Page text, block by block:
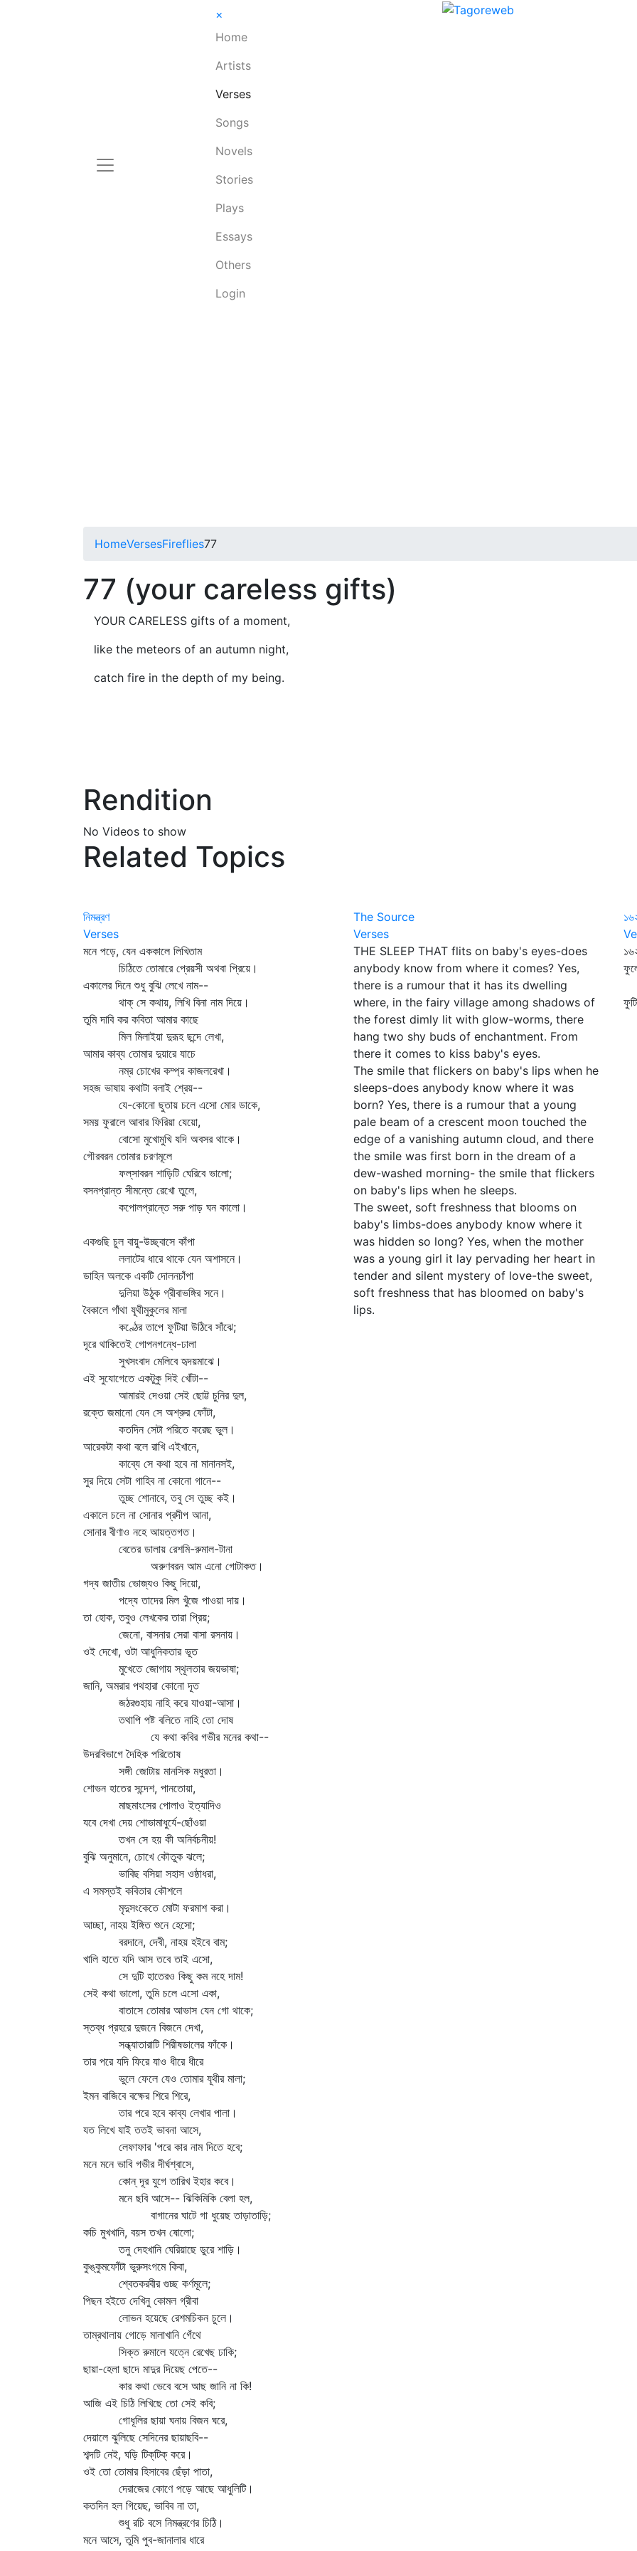
×
Home
Artists
Verses
Songs
Novels
Stories
Plays
Essays
Others
Login
HomeVersesFireflies77
77 (your careless gifts)
YOUR CARELESS gifts of a moment,
like the meteors of an autumn night,
catch fire in the depth of my being.
Rendition
No Videos to show
Related Topics
নিমন্ত্রণ
Verses
মনে পড়ে, যেন এককালে লিখিতাম
চিঠিতে তোমারে প্রেয়সী অথবা প্রিয়ে।
একালের দিনে শুধু বুঝি লেখে নাম--
থাক্‌ সে কথায়, লিখি বিনা নাম দিয়ে।
তুমি দাবি কর কবিতা আমার কাছে
মিল মিলাইয়া দুরূহ ছন্দে লেখা,
আমার কাব্য তোমার দুয়ারে যাচে
নম্র চোখের কম্প্র কাজলরেখা।
সহজ ভাষায় কথাটা বলাই শ্রেয়--
যে-কোনো ছুতায় চলে এসো মোর ডাকে,
সময় ফুরালে আবার ফিরিয়া যেয়ো,
বোসো মুখোমুখি যদি অবসর থাকে।
গৌরবরন তোমার চরণমূলে
ফল্‌সাবরন শাড়িটি ঘেরিবে ভালো;
বসনপ্রান্ত সীমন্তে রেখো তুলে,
কপোলপ্রান্তে সরু পাড় ঘন কালো।
একগুছি চুল বায়ু-উচ্ছ্বাসে কাঁপা
ললাটের ধারে থাকে যেন অশাসনে।
ডাহিন অলকে একটি দোলনচাঁপা
দুলিয়া উঠুক গ্রীবাভঙ্গির সনে।
বৈকালে গাঁথা যূথীমুকুলের মালা
কণ্ঠের তাপে ফুটিয়া উঠিবে সাঁঝে;
দূরে থাকিতেই গোপনগন্ধে-ঢালা
সুখসংবাদ মেলিবে হৃদয়মাঝে।
এই সুযোগেতে একটুকু দিই খোঁটা--
আমারই দেওয়া সেই ছোট্ট চুনির দুল,
রক্তে জমানো যেন সে অশ্রুর ফোঁটা,
কতদিন সেটা পরিতে করেছ ভুল।
আরেকটা কথা বলে রাখি এইখানে,
কাব্যে সে কথা হবে না মানানসই,
সুর দিয়ে সেটা গাহিব না কোনো গানে--
তুচ্ছ শোনাবে, তবু সে তুচ্ছ কই।
একালে চলে না সোনার প্রদীপ আনা,
সোনার বীণাও নহে আয়ত্তগত।
বেতের ডালায় রেশমি-রুমাল-টানা
অরুণবরন আম এনো গোটাকত।
গদ্য জাতীয় ভোজ্যও কিছু দিয়ো,
পদ্যে তাদের মিল খুঁজে পাওয়া দায়।
তা হোক, তবুও লেখকের তারা প্রিয়;
জেনো, বাসনার সেরা বাসা রসনায়।
ওই দেখো, ওটা আধুনিকতার ভূত
মুখেতে জোগায় স্থূলতার জয়ভাষা;
জানি, অমরার পথহারা কোনো দূত
জঠরগুহায় নাহি করে যাওয়া-আসা।
তথাপি পষ্ট বলিতে নাহি তো দোষ
যে কথা কবির গভীর মনের কথা--
উদরবিভাগে দৈহিক পরিতোষ
সঙ্গী জোটায় মানসিক মধুরতা।
শোভন হাতের সন্দেশ, পানতোয়া,
মাছমাংসের পোলাও ইত্যাদিও
যবে দেখা দেয় শোভামাধুর্যে-ছোঁওয়া
তখন সে হয় কী অনির্বচনীয়!
বুঝি অনুমানে, চোখে কৌতুক ঝলে;
ভাবিছ বসিয়া সহাস ওষ্ঠাধরা,
এ সমস্তই কবিতার কৌশলে
মৃদুসংকেতে মোটা ফরমাশ করা।
আচ্ছা, নাহয় ইঙ্গিত শুনে হেসো;
বরদানে, দেবী, নাহয় হইবে বাম;
খালি হাতে যদি আস তবে তাই এসো,
সে দুটি হাতেরও কিছু কম নহে দাম!
সেই কথা ভালো, তুমি চলে এসো একা,
বাতাসে তোমার আভাস যেন গো থাকে;
স্তব্ধ প্রহরে দুজনে বিজনে দেখা,
সন্ধ্যাতারাটি শিরীষডালের ফাঁকে।
তার পরে যদি ফিরে যাও ধীরে ধীরে
ভুলে ফেলে যেও তোমার যূথীর মালা;
ইমন বাজিবে বক্ষের শিরে শিরে,
তার পরে হবে কাব্য লেখার পালা।
যত লিখে যাই ততই ভাবনা আসে,
লেফাফার 'পরে কার নাম দিতে হবে;
মনে মনে ভাবি গভীর দীর্ঘশ্বাসে,
কোন্‌ দূর যুগে তারিখ ইহার কবে।
মনে ছবি আসে-- ঝিকিমিকি বেলা হল,
বাগানের ঘাটে গা ধুয়েছ তাড়াতাড়ি;
কচি মুখখানি, বয়স তখন ষোলো;
তনু দেহখানি ঘেরিয়াছে ডুরে শাড়ি।
কুঙ্কুমফোঁটা ভুরুসংগমে কিবা,
শ্বেতকরবীর গুচ্ছ কর্ণমূলে;
পিছন হইতে দেখিনু কোমল গ্রীবা
লোভন হয়েছে রেশমচিকন চুলে।
তাম্রথালায় গোড়ে মালাখানি গেঁথে
সিক্ত রুমালে যত্নে রেখেছ ঢাকি;
ছায়া-হেলা ছাদে মাদুর দিয়েছ পেতে--
কার কথা ভেবে বসে আছ জানি না কি!
আজি এই চিঠি লিখিছে তো সেই কবি;
গোধূলির ছায়া ঘনায় বিজন ঘরে,
দেয়ালে ঝুলিছে সেদিনের ছায়াছবি--
শব্দটি নেই, ঘড়ি টিক্‌টিক্‌ করে।
ওই তো তোমার হিসাবের ছেঁড়া পাতা,
দেরাজের কোণে পড়ে আছে আধুলিটি।
কতদিন হল গিয়েছ, ভাবিব না তা,
শুধু রচি বসে নিমন্ত্রণের চিঠি।
মনে আসে, তুমি পুব-জানালার ধারে
The Source
Verses
THE SLEEP THAT flits on baby's eyes-does
anybody know from where it comes? Yes,
there is a rumour that it has its dwelling
where, in the fairy village among shadows of
the forest dimly lit with glow-worms, there
hang two shy buds of enchantment. From
there it comes to kiss baby's eyes.
The smile that flickers on baby's lips when he
sleeps-does anybody know where it was
born? Yes, there is a rumour that a young
pale beam of a crescent moon touched the
edge of a vanishing autumn cloud, and there
the smile was first born in the dream of a
dew-washed morning- the smile that flickers
on baby's lips when he sleeps.
The sweet, soft freshness that blooms on
baby's limbs-does anybody know where it
was hidden so long? Yes, when the mother
was a young girl it lay pervading her heart in
tender and silent mystery of love-the sweet,
soft freshness that has bloomed on baby's
lips.